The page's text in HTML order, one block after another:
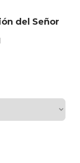
del Señor